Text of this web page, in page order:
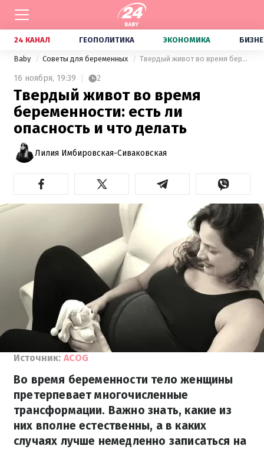
24 КАНАЛ ГЕОПОЛИТИКА ЭКОНОМИКА
Baby Советы для беременных Твердый живот во время беременности: есть ли опасность и что делать
16 ноября, 19:39 2
Твердый живот во время
беременности: есть ли
опасность и что делать
Лилия Имбировская-Сиваковская
Источник: ACOG
Во время беременности тело женщины
претерпевает многочисленные
трансформации. Важно знать, какие из
них вполне естественны, а в каких
случаях лучше немедленно записаться на